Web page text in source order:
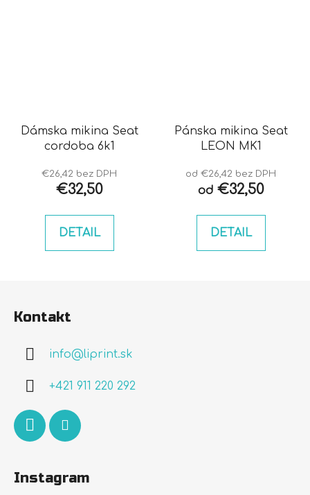
Dámska mikina Seat
cordoba 6k1
€26,42 bez DPH
€32,50
DETAIL
Pánska mikina Seat
LEON MK1
od €26,42 bez DPH
od€32,50
DETAIL
Kontakt
info@liprint.sk
+421 911 220 292
Instagram